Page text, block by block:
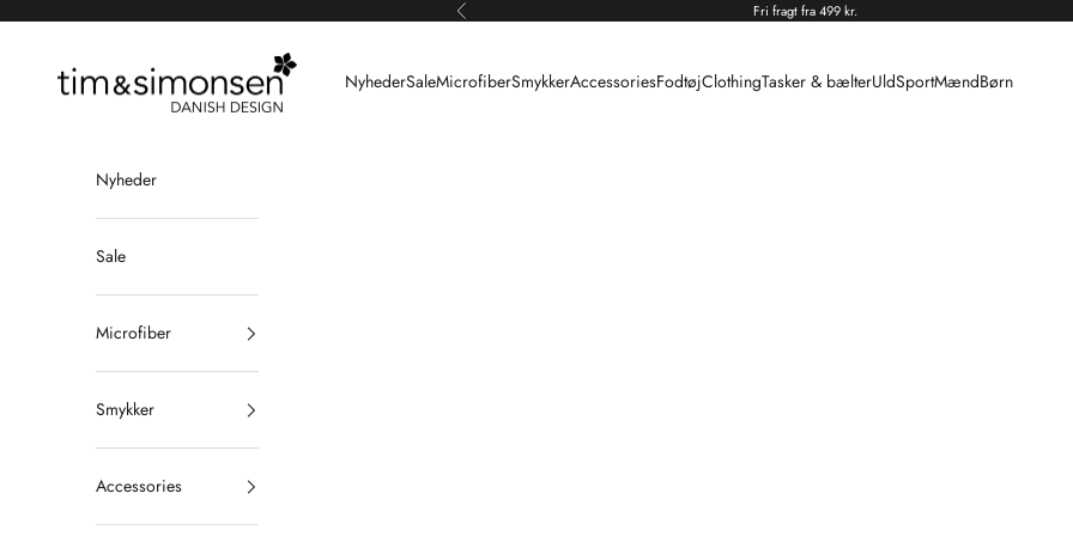
Forrige Fri fragt fra 499 kr.
Tim & Simonsen
NyhederSaleMicrofiberSmykkerAccessoriesFodtøjClothingTasker & bælterUldSportMændBørn
Nyheder
Sale
Microfiber
Smykker
Accessories